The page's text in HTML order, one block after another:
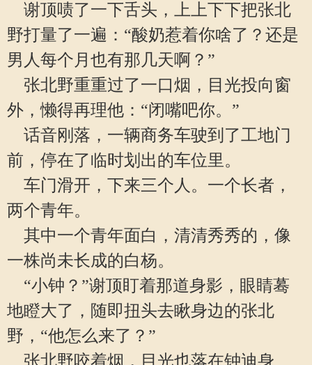
谢顶啧了一下舌头，上上下下把张北
野打量了一遍：“酸奶惹着你啥了？还是
男人每个月也有那几天啊？”
张北野重重过了一口烟，目光投向窗
外，懒得再理他：“闭嘴吧你。”
话音刚落，一辆商务车驶到了工地门
前，停在了临时划出的车位里。
车门滑开，下来三个人。一个长者，
两个青年。
其中一个青年面白，清清秀秀的，像
一株尚未长成的白杨。
“小钟？”谢顶盯着那道身影，眼睛蓦
地瞪大了，随即扭头去瞅身边的张北
野，“他怎么来了？”
张北野咬着烟，目光也落在钟迪身